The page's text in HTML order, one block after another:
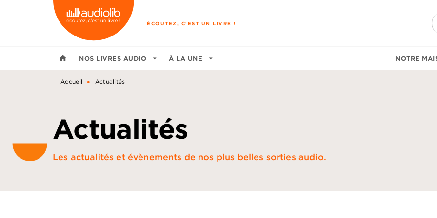
MENU RECHERCHE
ÉCOUTEZ, C'EST UN LIVRE !
home NOS LIVRES AUDIO arrow_drop_down À LA UNE arrow_drop_down NOTRE
Accueil • Actualités
Actualités
Les actualités et évènements de nos plus belles sorties audio.